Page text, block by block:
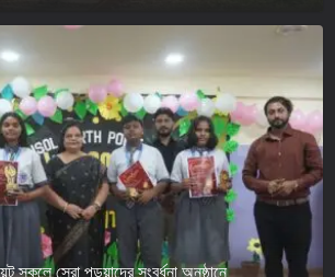
স্কুলে সেরা পড়ুয়াদের সংবর্ধনা অনুষ্ঠানে